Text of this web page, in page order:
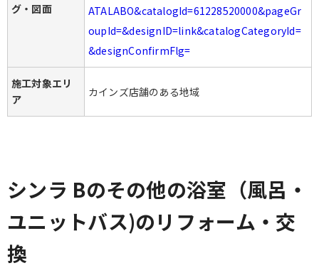
グ・図面
ATALABO&catalogId=61228520000&pageGr
oupId=&designID=link&catalogCategoryId=
&designConfirmFlg=
施工対象エリ
ア
カインズ店舗のある地域
シンラ Bのその他の浴室（風呂・
ユニットバス)のリフォーム・交
換